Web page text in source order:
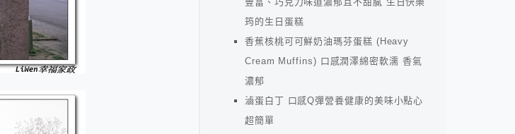
筠的生日蛋糕
香蕉核桃可可鮮奶油瑪芬蛋糕 (Heavy
Cream Muffins) 口感潤澤綿密軟濡 香氣
濃郁
滷蛋白丁 口感Q彈營養健康的美味小點心
超簡單